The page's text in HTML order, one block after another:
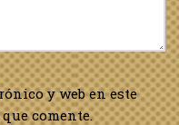
y web en este
comente.